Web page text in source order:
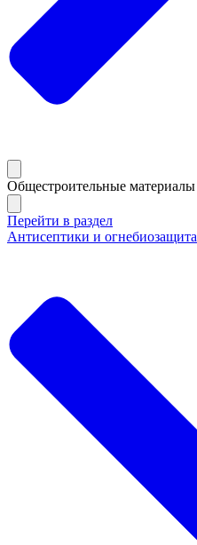
Общестроительные материалы
Перейти в раздел
Антисептики и огнебиозащита